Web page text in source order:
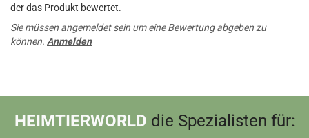
der das Produkt bewertet.
Sie müssen angemeldet sein um eine Bewertung abgeben zu
können. Anmelden
HEIMTIERWORLD die Spezialisten für: